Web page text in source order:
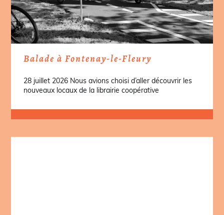
Balade à Fontenay-le-Fleury
28 juillet 2026 Nous avions choisi d’aller découvrir les
nouveaux locaux de la librairie coopérative